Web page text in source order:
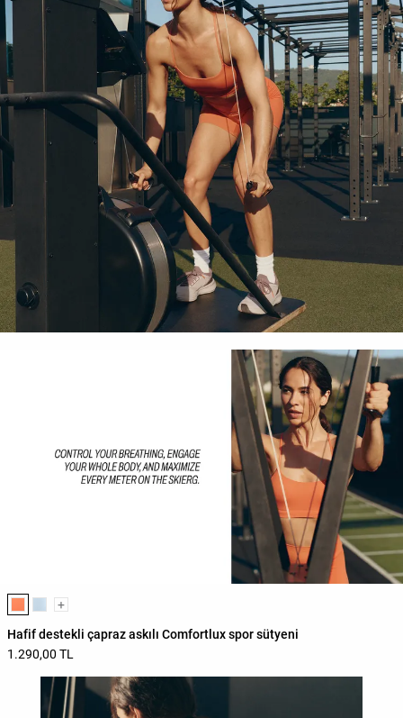
Ürün renk listesi
+
Hafif destekli çapraz askılı Comfortlux spor sütyeni
1.290,00 TL